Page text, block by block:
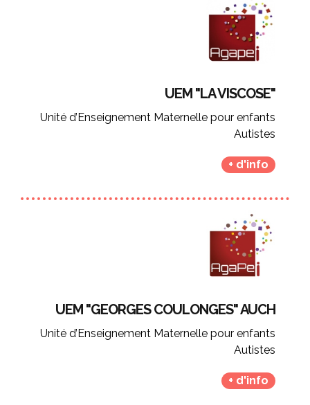
UEM "LA VISCOSE"
Unité d’Enseignement Maternelle pour enfants
Autistes
+ d'info
UEM "GEORGES COULONGES" AUCH
Unité d’Enseignement Maternelle pour enfants
Autistes
+ d'info